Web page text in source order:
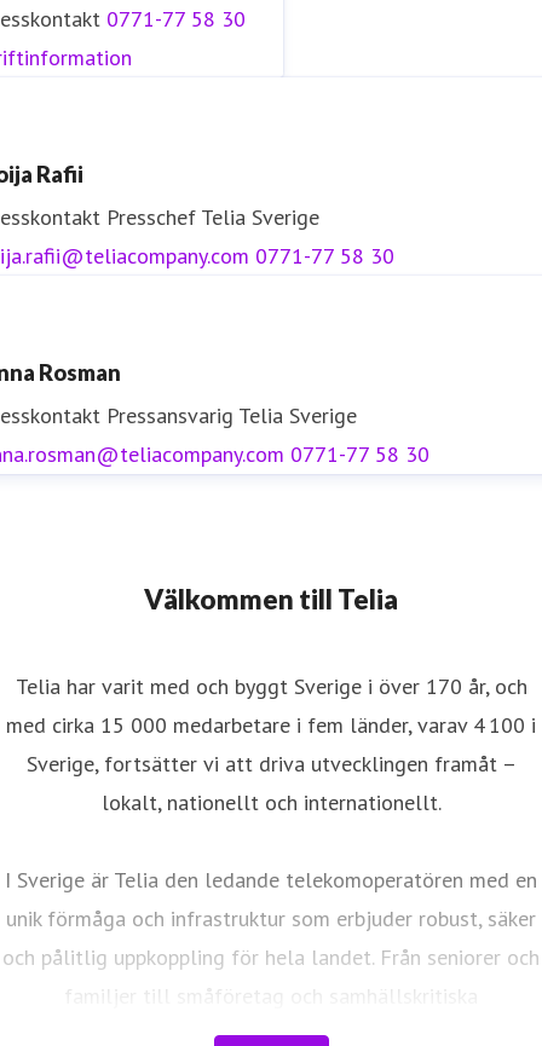
0771-77 58 30
Rafii
Presschef Telia Sverige
0771-77 58 30
Rosman
Pressansvarig Telia Sverige
0771-77 58 30
Välkommen till Telia
Telia har varit med och byggt Sverige i över 170 år, och
med cirka 15 000 medarbetare i fem länder, varav 4 100 i
Sverige, fortsätter vi att driva utvecklingen framåt –
lokalt, nationellt och internationellt.
I Sverige är Telia den ledande telekomoperatören med en
unik förmåga och infrastruktur som erbjuder robust, säker
och pålitlig uppkoppling för hela landet. Från seniorer och
familjer till småföretag och samhällskritiska
verksamheter. Vi möjliggör digitaliseringens kraft i